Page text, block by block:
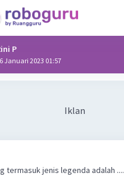
P
Januari 2023 01:57
Iklan
termasuk jenis legenda adalah ....